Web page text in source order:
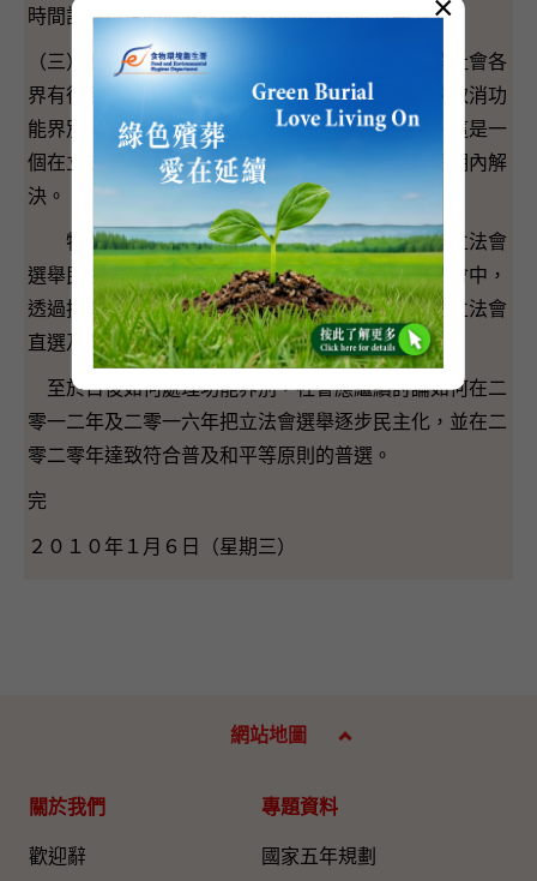
時間討論日後如何處理功能界別及就此凝聚共識。
（三）對於長遠如何處理功能界別，特區政府理解社會各
界有很多不同意見，包括在立法會內，有政黨要求取消功
能界別，但同時亦有其他黨派要求保留功能界別。這是一
個在立法會內外都繼續有爭議的問題，並非能在短期內解
決。
特區政府的立場是現階段應盡量把二零一二年立法會
選舉民主化，就此，我們建議考慮在七十席的立法會中，
透過把新增的功能界別議席分配予民選區議員，把立法會
直選及間選議席增加至約六成。
至於日後如何處理功能界別，社會應繼續討論如何在二
零一二年及二零一六年把立法會選舉逐步民主化，並在二
零二零年達致符合普及和平等原則的普選。
完
２０１０年１月６日（星期三）
網站地圖
關於我們
歡迎辭
專題資料
國家五年規劃